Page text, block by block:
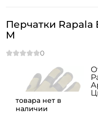
товара нет в
наличии
Перчатки
M